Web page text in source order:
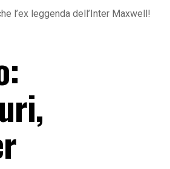
l’ex leggenda dell’Inter Maxwell!